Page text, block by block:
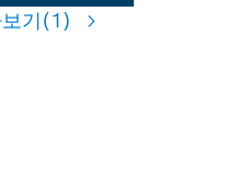
기(1)